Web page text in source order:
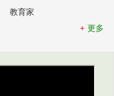
教育家
更多